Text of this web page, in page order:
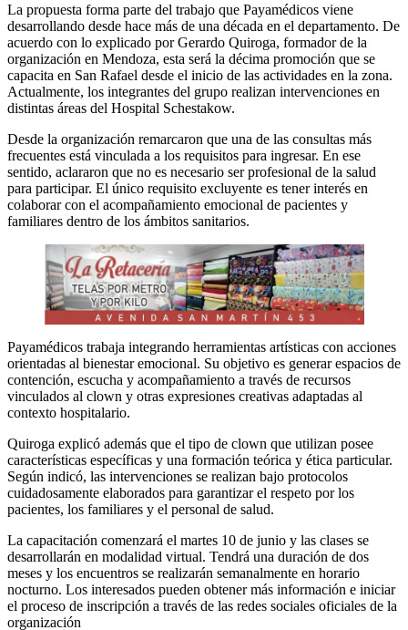
La propuesta forma parte del trabajo que Payamédicos viene
desarrollando desde hace más de una década en el departamento. De
acuerdo con lo explicado por Gerardo Quiroga, formador de la
organización en Mendoza, esta será la décima promoción que se
capacita en San Rafael desde el inicio de las actividades en la zona.
Actualmente, los integrantes del grupo realizan intervenciones en
distintas áreas del Hospital Schestakow.
Desde la organización remarcaron que una de las consultas más
frecuentes está vinculada a los requisitos para ingresar. En ese
sentido, aclararon que no es necesario ser profesional de la salud
para participar. El único requisito excluyente es tener interés en
colaborar con el acompañamiento emocional de pacientes y
familiares dentro de los ámbitos sanitarios.
Payamédicos trabaja integrando herramientas artísticas con acciones
orientadas al bienestar emocional. Su objetivo es generar espacios de
contención, escucha y acompañamiento a través de recursos
vinculados al clown y otras expresiones creativas adaptadas al
contexto hospitalario.
Quiroga explicó además que el tipo de clown que utilizan posee
características específicas y una formación teórica y ética particular.
Según indicó, las intervenciones se realizan bajo protocolos
cuidadosamente elaborados para garantizar el respeto por los
pacientes, los familiares y el personal de salud.
La capacitación comenzará el martes 10 de junio y las clases se
desarrollarán en modalidad virtual. Tendrá una duración de dos
meses y los encuentros se realizarán semanalmente en horario
nocturno. Los interesados pueden obtener más información e iniciar
el proceso de inscripción a través de las redes sociales oficiales de la
organización